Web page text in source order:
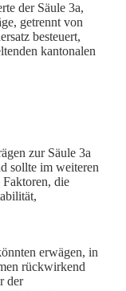
der Säule 3a,
getrennt von
besteuert,
kantonalen
zur Säule 3a
sollte im weiteren
die
erwägen, in
rückwirkend
der